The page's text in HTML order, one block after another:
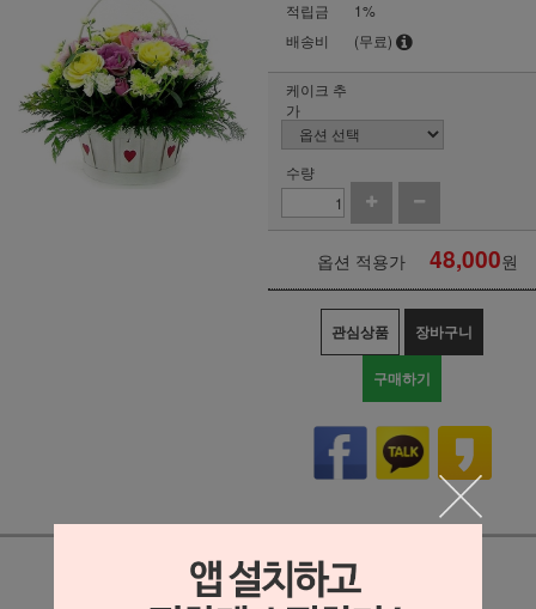
적립금
1%
배송비
(무료)
케이크 추
가
수량
옵션 적용가 48,000원
관심상품 장바구니
구매하기
상세정보 새창 열기